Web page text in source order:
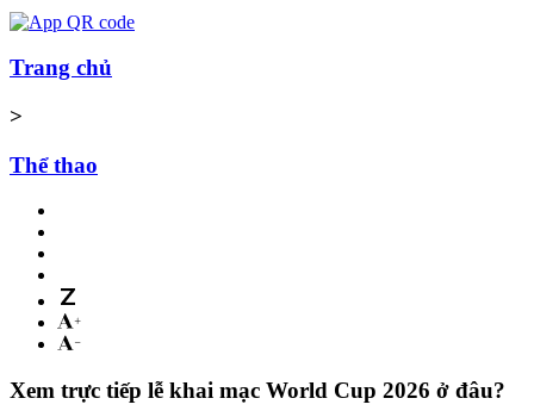
Trang chủ
>
Thể thao
Xem trực tiếp lễ khai mạc World Cup 2026 ở đâu?